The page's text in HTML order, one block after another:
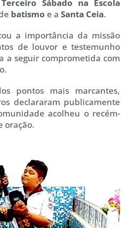
Sábado na Escola
batismo e a Santa Ceia.
a importância da missão
de louvor e testemunho
a seguir comprometida com
pontos mais marcantes,
declararam publicamente
acolheu o recém-
oração.